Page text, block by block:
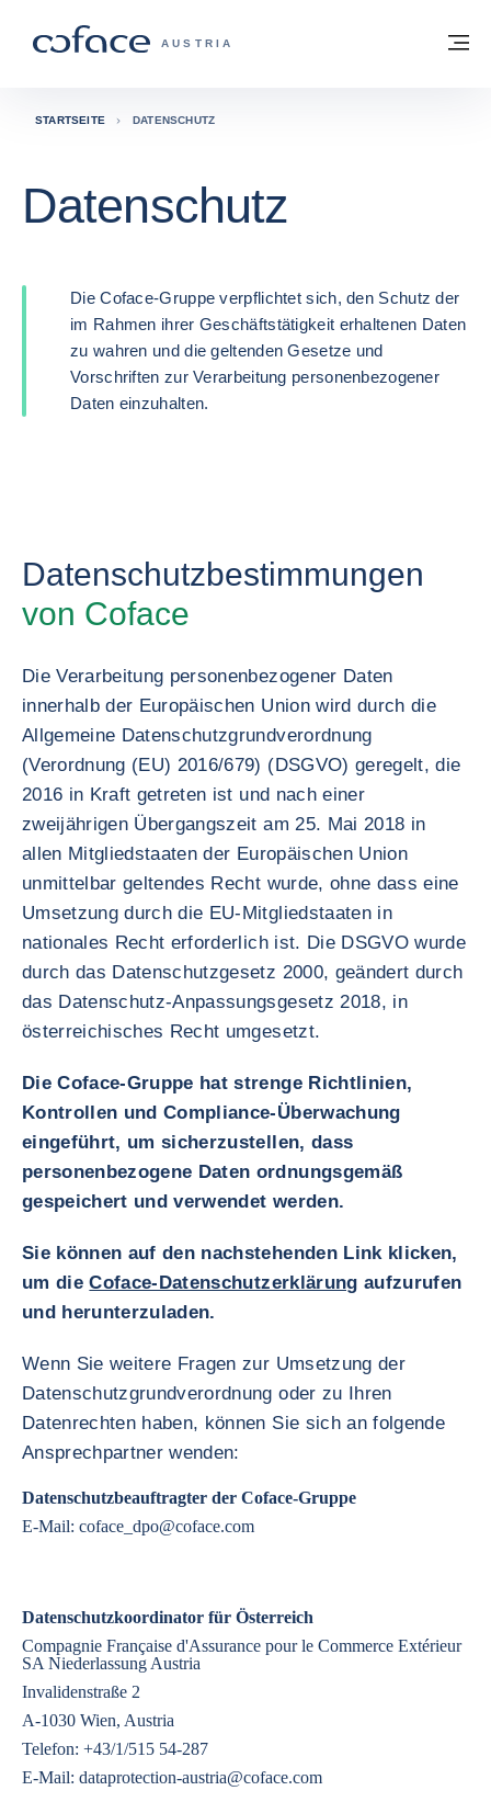
COFACE FOR TRADE - WEBSEITE DER
AUSTRIA
Zurück zur Startseite
STARTSEITE DATENSCHUTZ
Datenschutz
Die Coface-Gruppe verpflichtet sich, den Schutz der
im Rahmen ihrer Geschäftstätigkeit erhaltenen Daten
zu wahren und die geltenden Gesetze und
Vorschriften zur Verarbeitung personenbezogener
Daten einzuhalten.
Datenschutzbestimmungen
von Coface
Die Verarbeitung personenbezogener Daten
innerhalb der Europäischen Union wird durch die
Allgemeine Datenschutzgrundverordnung
(Verordnung (EU) 2016/679) (DSGVO) geregelt, die
2016 in Kraft getreten ist und nach einer
zweijährigen Übergangszeit am 25. Mai 2018 in
allen Mitgliedstaaten der Europäischen Union
unmittelbar geltendes Recht wurde, ohne dass eine
Umsetzung durch die EU-Mitgliedstaaten in
nationales Recht erforderlich ist. Die DSGVO wurde
durch das Datenschutzgesetz 2000, geändert durch
das Datenschutz-Anpassungsgesetz 2018, in
österreichisches Recht umgesetzt.
Die Coface-Gruppe hat strenge Richtlinien,
Kontrollen und Compliance-Überwachung
eingeführt, um sicherzustellen, dass
personenbezogene Daten ordnungsgemäß
gespeichert und verwendet werden.
Sie können auf den nachstehenden Link klicken,
um dieCoface-Datenschutzerklärung aufzurufen
und herunterzuladen.
Wenn Sie weitere Fragen zur Umsetzung der
Datenschutzgrundverordnung oder zu Ihren
Datenrechten haben, können Sie sich an folgende
Ansprechpartner wenden:
Datenschutzbeauftragter der Coface-Gruppe
E-Mail: coface_dpo@coface.com
Datenschutzkoordinator für Österreich
Compagnie Française d'Assurance pour le Commerce Extérieur
SA Niederlassung Austria
Invalidenstraße 2
A-1030 Wien, Austria
Telefon: +43/1/515 54-287
E-Mail: dataprotection-austria@coface.com